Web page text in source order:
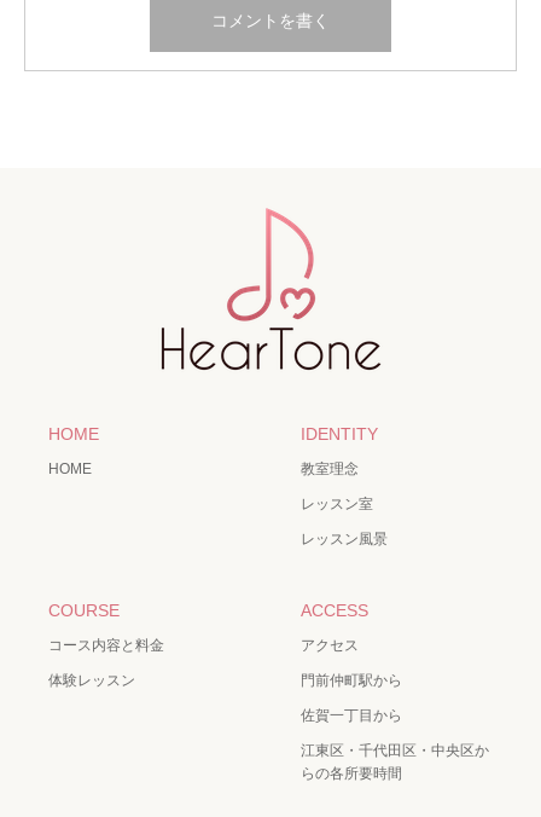
HOME
HOME
IDENTITY
教室理念
レッスン室
レッスン風景
COURSE
コース内容と料金
体験レッスン
ACCESS
アクセス
門前仲町駅から
佐賀一丁目から
江東区・千代田区・中央区か
らの各所要時間